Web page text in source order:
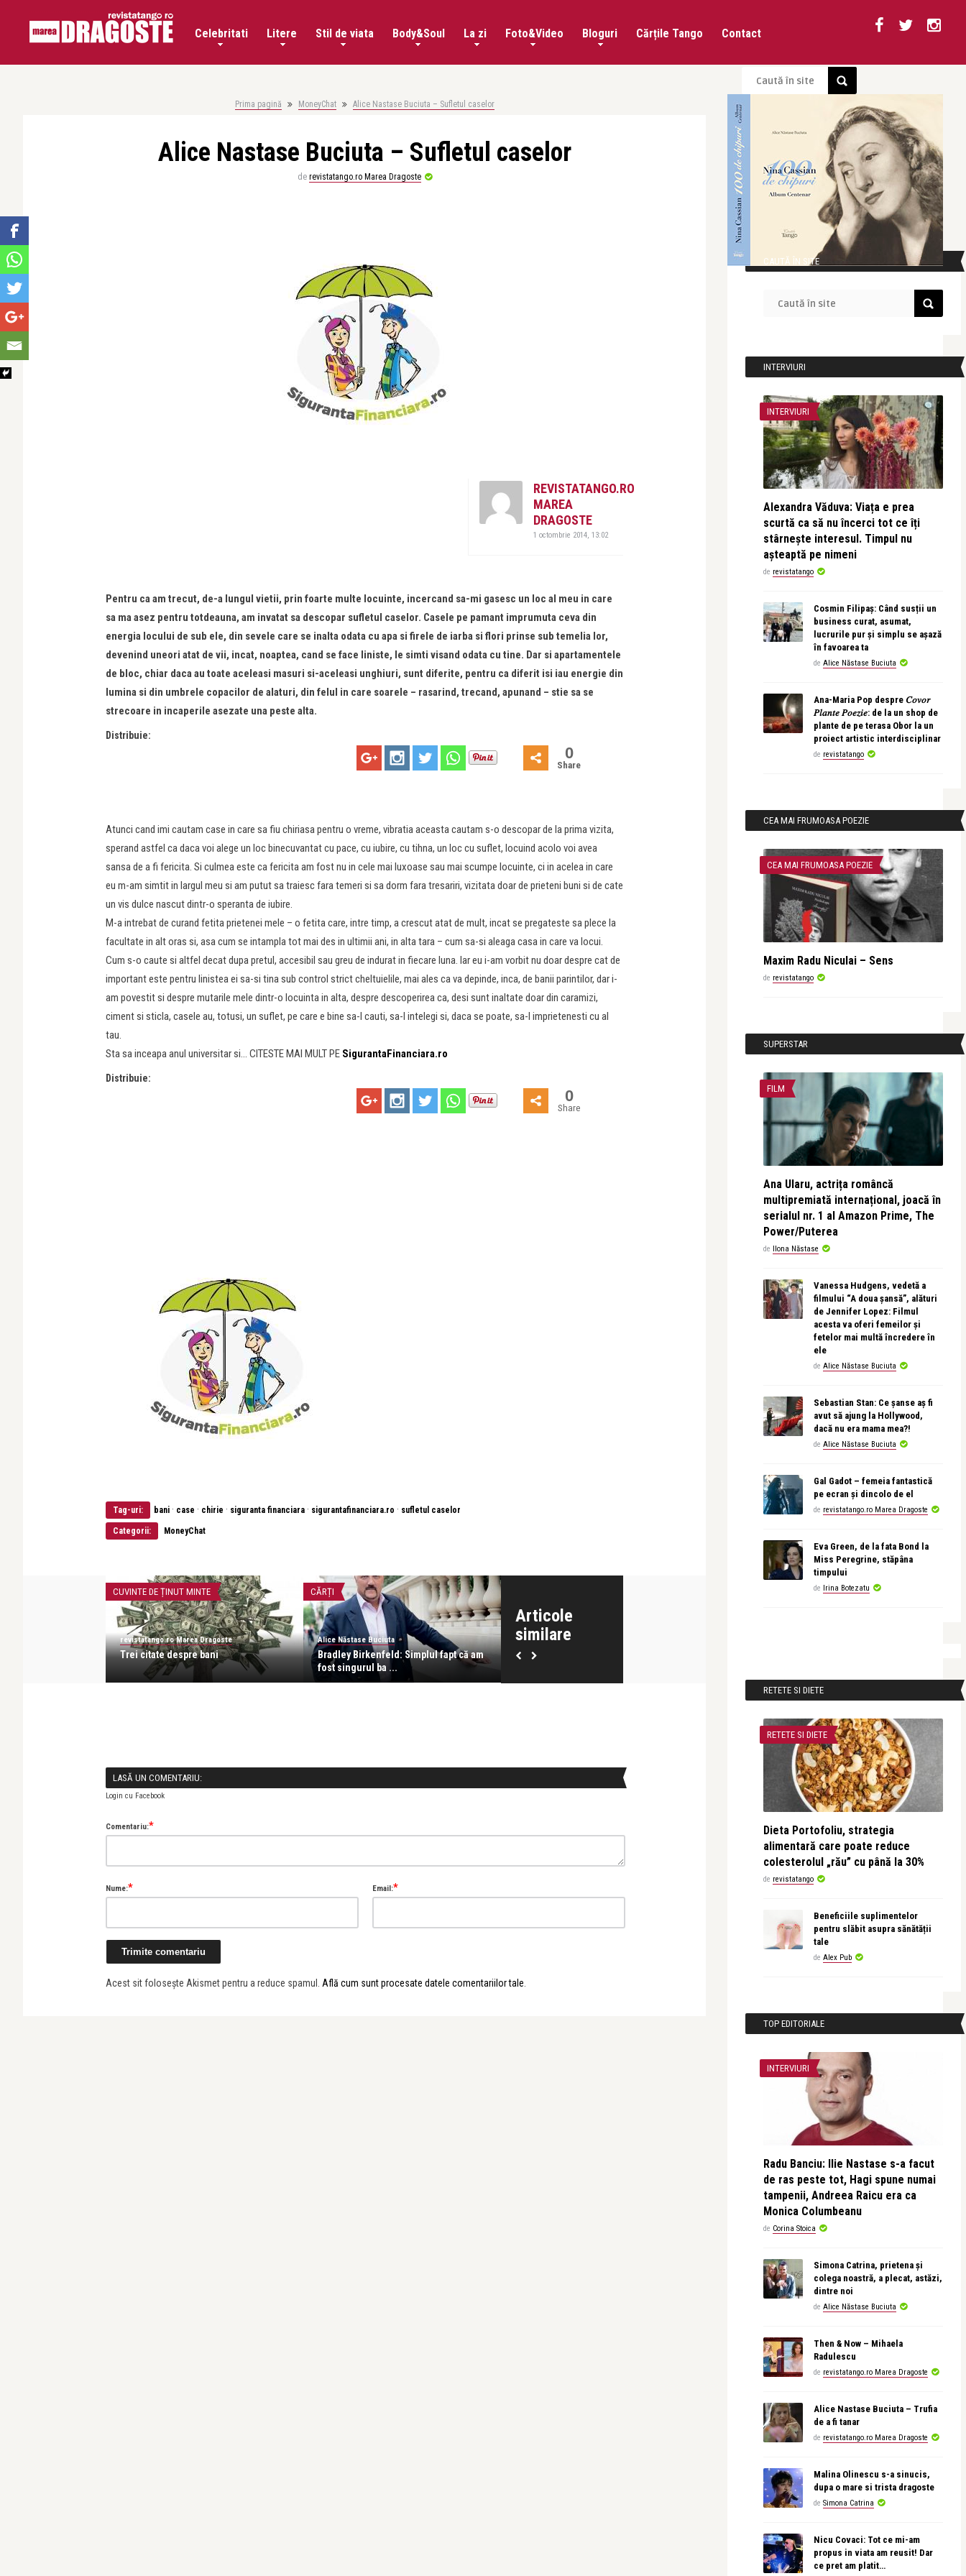
Celebritati Litere Stil de viata Body&Soul La zi Foto&Video Bloguri Cărțile Tango Contact
Prima pagină MoneyChat Alice Nastase Buciuta – Sufletul caselor
Alice Nastase Buciuta – Sufletul caselor
de revistatango.ro Marea Dragoste
REVISTATANGO.RO
MAREA
DRAGOSTE
1 octombrie 2014, 13:02
Pentru ca am trecut, de-a lungul vietii, prin foarte multe locuinte, incercand sa-mi gasesc un loc al meu in care
sa ma asez pentru totdeauna, am invatat sa descopar sufletul caselor. Casele pe pamant imprumuta ceva din
energia locului de sub ele, din sevele care se inalta odata cu apa si firele de iarba si flori prinse sub temelia lor,
devenind uneori atat de vii, incat, noaptea, cand se face liniste, le simti visand odata cu tine. Dar si apartamentele
de bloc, chiar daca au toate aceleasi masuri si-aceleasi unghiuri, sunt diferite, pentru ca diferit isi iau energie din
lumina si din umbrele copacilor de alaturi, din felul in care soarele – rasarind, trecand, apunand – stie sa se
strecoare in incaperile asezate una peste alta.
Distribuie:
0
Share
Atunci cand imi cautam case in care sa fiu chiriasa pentru o vreme, vibratia aceasta cautam s-o descopar de la prima vizita,
sperand astfel ca daca voi alege un loc binecuvantat cu pace, cu iubire, cu tihna, un loc cu suflet, locuind acolo voi avea
sansa de a fi fericita. Si culmea este ca fericita am fost nu in cele mai luxoase sau mai scumpe locuinte, ci in acelea in care
eu m-am simtit in largul meu si am putut sa traiesc fara temeri si sa dorm fara tresariri, vizitata doar de prieteni buni si de cate
un vis dulce nascut dintr-o speranta de iubire.
M-a intrebat de curand fetita prietenei mele – o fetita care, intre timp, a crescut atat de mult, incat se pregateste sa plece la
facultate in alt oras si, asa cum se intampla tot mai des in ultimii ani, in alta tara – cum sa-si aleaga casa in care va locui.
Cum s-o caute si altfel decat dupa pretul, accesibil sau greu de indurat in fiecare luna. Iar eu i-am vorbit nu doar despre cat de
important este pentru linistea ei sa-si tina sub control strict cheltuielile, mai ales ca va depinde, inca, de banii parintilor, dar i-
am povestit si despre mutarile mele dintr-o locuinta in alta, despre descoperirea ca, desi sunt inaltate doar din caramizi,
ciment si sticla, casele au, totusi, un suflet, pe care e bine sa-l cauti, sa-l intelegi si, daca se poate, sa-l imprietenesti cu al
tau.
Sta sa inceapa anul universitar si… CITESTE MAI MULT PE SigurantaFinanciara.ro
Distribuie:
0
Share
Tag-uri: bani · case · chirie · siguranta financiara · sigurantafinanciara.ro · sufletul caselor
Categorii: MoneyChat
Articole
similare
CUVINTE DE ȚINUT MINTE
revistatango.ro Marea Dragoste
Trei citate despre bani
CĂRȚI
Alice Năstase Buciuta
Bradley Birkenfeld: Simplul fapt că am
fost singurul ba ...
Alice Năstase Buciuta
Ce-ai face dacă…?
LASĂ UN COMENTARIU:
Login cu Facebook
Comentariu:*
Nume:* Email:*
Acest sit folosește Akismet pentru a reduce spamul. Află cum sunt procesate datele comentariilor tale.
CAUTĂ ÎN SITE
INTERVIURI
INTERVIURI
Alexandra Văduva: Viața e prea
scurtă ca să nu încerci tot ce îți
stârnește interesul. Timpul nu
așteaptă pe nimeni
de revistatango
Cosmin Filipaș: Când susții un
business curat, asumat,
lucrurile pur și simplu se așază
în favoarea ta
de Alice Năstase Buciuta
Ana-Maria Pop despre 𝐶𝑜𝑣𝑜𝑟
𝑃𝑙𝑎𝑛𝑡𝑒 𝑃𝑜𝑒𝑧𝑖𝑒: de la un shop de
plante de pe terasa Obor la un
proiect artistic interdisciplinar
de revistatango
CEA MAI FRUMOASA POEZIE
CEA MAI FRUMOASA POEZIE
Maxim Radu Niculai – Sens
de revistatango
SUPERSTAR
FILM
Ana Ularu, actrița româncă
multipremiată internațional, joacă în
serialul nr. 1 al Amazon Prime, The
Power/Puterea
de Ilona Năstase
Vanessa Hudgens, vedetă a
filmului “A doua șansă”, alături
de Jennifer Lopez: Filmul
acesta va oferi femeilor și
fetelor mai multă încredere în
ele
de Alice Năstase Buciuta
Sebastian Stan: Ce șanse aș fi
avut să ajung la Hollywood,
dacă nu era mama mea?!
de Alice Năstase Buciuta
Gal Gadot – femeia fantastică
pe ecran și dincolo de el
de revistatango.ro Marea Dragoste
Eva Green, de la fata Bond la
Miss Peregrine, stăpâna
timpului
de Irina Botezatu
RETETE SI DIETE
RETETE SI DIETE
Dieta Portofoliu, strategia
alimentară care poate reduce
colesterolul „rău” cu până la 30%
de revistatango
Beneficiile suplimentelor
pentru slăbit asupra sănătății
tale
de Alex Pub
TOP EDITORIALE
INTERVIURI
Radu Banciu: Ilie Nastase s-a facut
de ras peste tot, Hagi spune numai
tampenii, Andreea Raicu era ca
Monica Columbeanu
de Corina Stoica
Simona Catrina, prietena și
colega noastră, a plecat, astăzi,
dintre noi
de Alice Năstase Buciuta
Then & Now – Mihaela
Radulescu
de revistatango.ro Marea Dragoste
Alice Nastase Buciuta – Trufia
de a fi tanar
de revistatango.ro Marea Dragoste
Malina Olinescu s-a sinucis,
dupa o mare si trista dragoste
de Simona Catrina
Nicu Covaci: Tot ce mi-am
propus in viata am reusit! Dar
ce pret am platit…